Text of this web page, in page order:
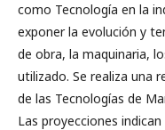
como Tecnología en la
exponer la evolución y
de obra, la maquinaria,
utilizado. Se realiza una
de las Tecnologías de
Las proyecciones